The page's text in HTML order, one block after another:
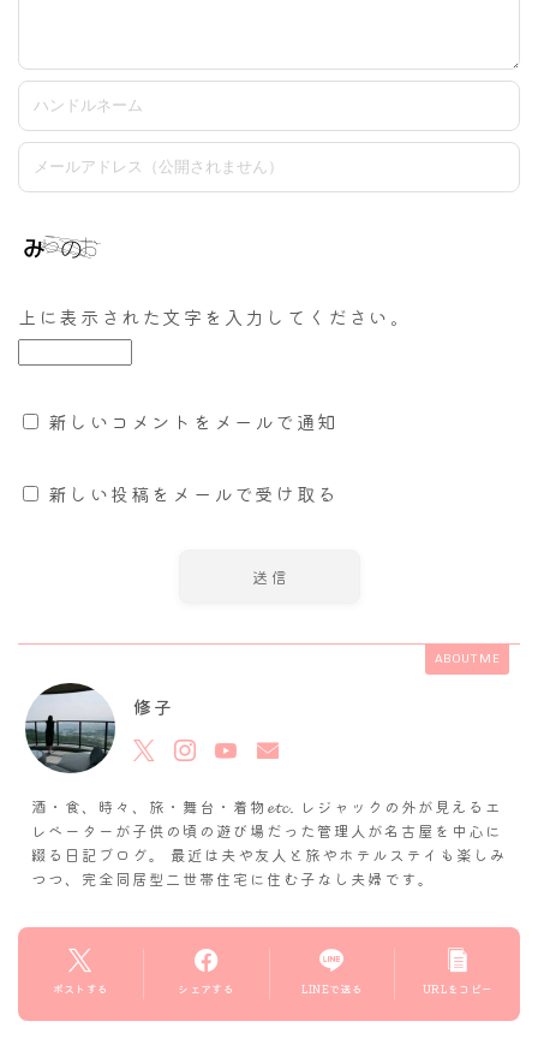
上に表示された文字を入力してください。
新しいコメントをメールで通知
新しい投稿をメールで受け取る
ABOUT ME
修子
酒・食、時々、旅・舞台・着物𝓮𝓽𝓬. レジャックの外が見えるエ
レベーターが子供の頃の遊び場だった管理人が名古屋を中心に
綴る日記ブログ。 最近は夫や友人と旅やホテルステイも楽しみ
つつ、完全同居型二世帯住宅に住む子なし夫婦です。
ポストする シェアする LINEで送る URLをコピー